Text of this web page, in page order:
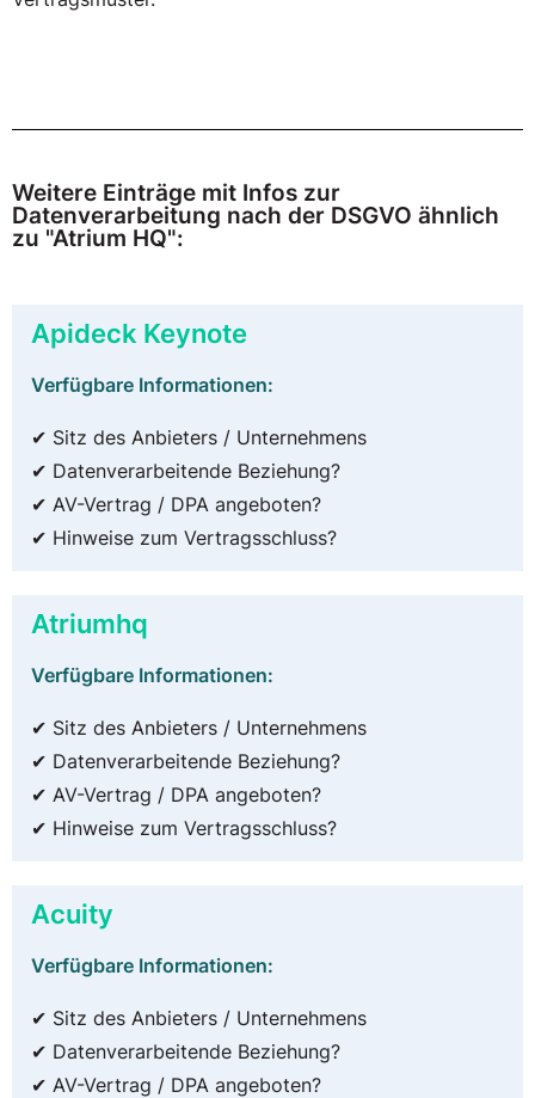
Weitere Einträge mit Infos zur
Datenverarbeitung nach der DSGVO ähnlich
zu "Atrium HQ":
Apideck Keynote
Verfügbare Informationen:
✔ Sitz des Anbieters / Unternehmens
✔ Datenverarbeitende Beziehung?
✔ AV-Vertrag / DPA angeboten?
✔ Hinweise zum Vertragsschluss?
Atriumhq
Verfügbare Informationen:
✔ Sitz des Anbieters / Unternehmens
✔ Datenverarbeitende Beziehung?
✔ AV-Vertrag / DPA angeboten?
✔ Hinweise zum Vertragsschluss?
Acuity
Verfügbare Informationen:
✔ Sitz des Anbieters / Unternehmens
✔ Datenverarbeitende Beziehung?
✔ AV-Vertrag / DPA angeboten?